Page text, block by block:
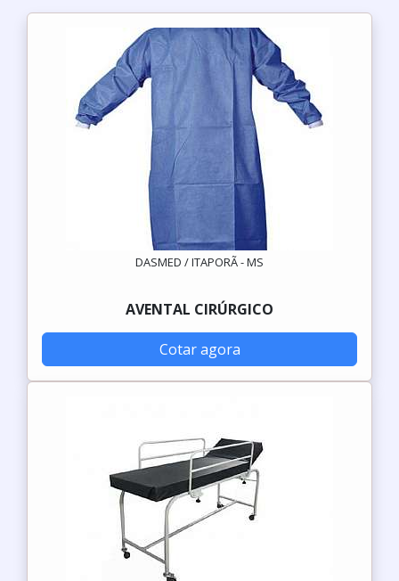
DASMED / ITAPORÃ - MS
AVENTAL CIRÚRGICO
Cotar agora